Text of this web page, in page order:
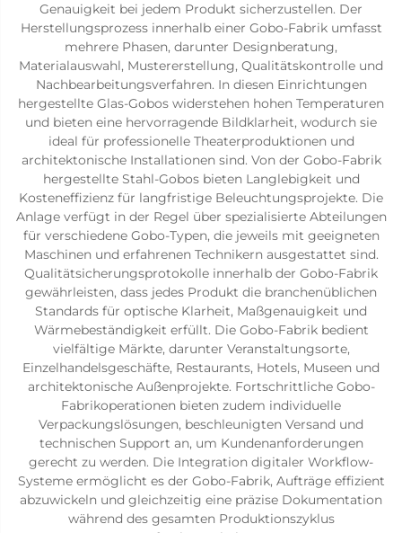
Genauigkeit bei jedem Produkt sicherzustellen. Der
Herstellungsprozess innerhalb einer Gobo-Fabrik umfasst
mehrere Phasen, darunter Designberatung,
Materialauswahl, Mustererstellung, Qualitätskontrolle und
Nachbearbeitungsverfahren. In diesen Einrichtungen
hergestellte Glas-Gobos widerstehen hohen Temperaturen
und bieten eine hervorragende Bildklarheit, wodurch sie
ideal für professionelle Theaterproduktionen und
architektonische Installationen sind. Von der Gobo-Fabrik
hergestellte Stahl-Gobos bieten Langlebigkeit und
Kosteneffizienz für langfristige Beleuchtungsprojekte. Die
Anlage verfügt in der Regel über spezialisierte Abteilungen
für verschiedene Gobo-Typen, die jeweils mit geeigneten
Maschinen und erfahrenen Technikern ausgestattet sind.
Qualitätsicherungsprotokolle innerhalb der Gobo-Fabrik
gewährleisten, dass jedes Produkt die branchenüblichen
Standards für optische Klarheit, Maßgenauigkeit und
Wärmebeständigkeit erfüllt. Die Gobo-Fabrik bedient
vielfältige Märkte, darunter Veranstaltungsorte,
Einzelhandelsgeschäfte, Restaurants, Hotels, Museen und
architektonische Außenprojekte. Fortschrittliche Gobo-
Fabrikoperationen bieten zudem individuelle
Verpackungslösungen, beschleunigten Versand und
technischen Support an, um Kundenanforderungen
gerecht zu werden. Die Integration digitaler Workflow-
Systeme ermöglicht es der Gobo-Fabrik, Aufträge effizient
abzuwickeln und gleichzeitig eine präzise Dokumentation
während des gesamten Produktionszyklus